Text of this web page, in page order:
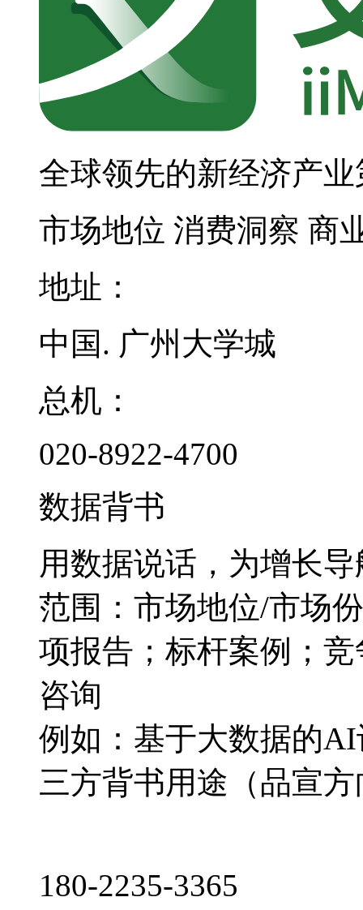
全球领先的新经济产
市场地位 消费洞察 商
地址：
中国. 广州大学城
总机：
020-8922-4700
数据背书
用数据说话，为增长导
范围：市场地位/市场
项报告；标杆案例；
咨询
例如：基于大数据的
三方背书用途（品宣
180-2235-3365